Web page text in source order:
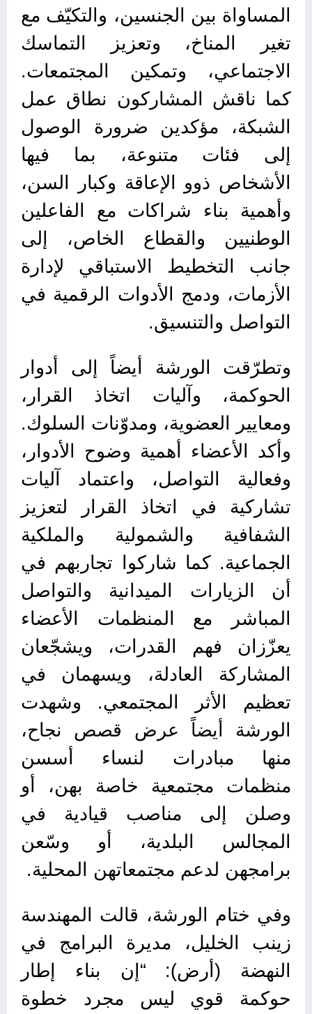
المساواة بين الجنسين، والتكيّف مع
تغير المناخ، وتعزيز التماسك
الاجتماعي، وتمكين المجتمعات.
كما ناقش المشاركون نطاق عمل
الشبكة، مؤكدين ضرورة الوصول
إلى فئات متنوعة، بما فيها
الأشخاص ذوو الإعاقة وكبار السن،
وأهمية بناء شراكات مع الفاعلين
الوطنيين والقطاع الخاص، إلى
جانب التخطيط الاستباقي لإدارة
الأزمات، ودمج الأدوات الرقمية في
التواصل والتنسيق.
وتطرّقت الورشة أيضاً إلى أدوار
الحوكمة، وآليات اتخاذ القرار،
ومعايير العضوية، ومدوّنات السلوك.
وأكد الأعضاء أهمية وضوح الأدوار،
وفعالية التواصل، واعتماد آليات
تشاركية في اتخاذ القرار لتعزيز
الشفافية والشمولية والملكية
الجماعية. كما شاركوا تجاربهم في
أن الزيارات الميدانية والتواصل
المباشر مع المنظمات الأعضاء
يعزّزان فهم القدرات، ويشجّعان
المشاركة العادلة، ويسهمان في
تعظيم الأثر المجتمعي. وشهدت
الورشة أيضاً عرض قصص نجاح،
منها مبادرات لنساء أسسن
منظمات مجتمعية خاصة بهن، أو
وصلن إلى مناصب قيادية في
المجالس البلدية، أو وسّعن
برامجهن لدعم مجتمعاتهن المحلية.
وفي ختام الورشة، قالت المهندسة
زينب الخليل، مديرة البرامج في
النهضة (أرض): “إن بناء إطار
حوكمة قوي ليس مجرد خطوة